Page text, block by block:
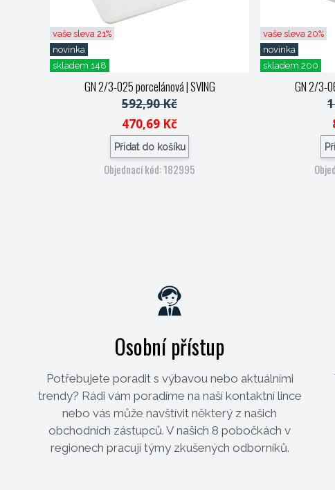
vaše sleva 21%
novinka
skladem 148
GN 2/3-025 porcelánová| SVING
592,90 Kč
470,69 Kč
Přidat do košíku
Objednací kód: 182995
vaše sleva 20%
novinka
skladem 200
GN 2/3-
Osobní přístup
Potřebujete poradit s výbavou nebo aktuálními
trendy? Rádi vám poradíme na naší kontaktní lince
nebo vás může navštívit některý z našich
obchodních zástupců. V našich 8 pobočkách v
regionech pracují týmy zkušených odborníků.